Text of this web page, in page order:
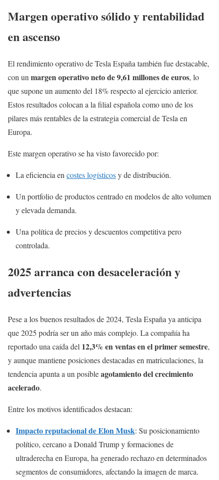
Margen operativo sólido y rentabilidad
en ascenso
El rendimiento operativo de Tesla España también fue destacable,
con un margen operativo neto de 9,61 millones de euros, lo
que supone un aumento del 18% respecto al ejercicio anterior.
Estos resultados colocan a la filial española como uno de los
pilares más rentables de la estrategia comercial de Tesla en
Europa.
Este margen operativo se ha visto favorecido por:
La eficiencia en costes logísticosy de distribución.
Un portfolio de productos centrado en modelos de alto volumen
y elevada demanda.
Una política de precios y descuentos competitiva pero
controlada.
2025 arranca con desaceleración y
advertencias
Pese a los buenos resultados de 2024, Tesla España ya anticipa
que 2025 podría ser un año más complejo. La compañía ha
reportado una caída del 12,3% en ventas en el primer semestre,
y aunque mantiene posiciones destacadas en matriculaciones, la
tendencia apunta a un posibleagotamiento del crecimiento
acelerado.
Entre los motivos identificados destacan:
Impacto reputacional de Elon Musk: Su posicionamiento
político, cercano a Donald Trump y formaciones de
ultraderecha en Europa, ha generado rechazo en determinados
segmentos de consumidores, afectando la imagen de marca.